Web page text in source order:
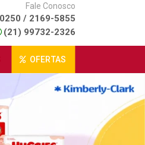
Fale Conosco
/ 2169-5855
(21) 99732-2326
OFERTAS